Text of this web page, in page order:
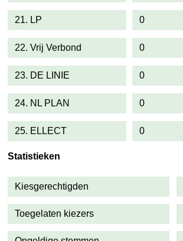
21. LP 0
22. Vrij Verbond 0
23. DE LINIE 0
24. NL PLAN 0
25. ELLECT 0
Statistieken
Kiesgerechtigden
Toegelaten kiezers